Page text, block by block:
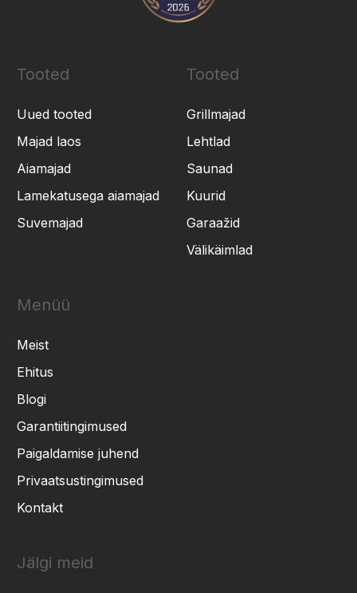
Tooted
Uued tooted
Majad laos
Aiamajad
Lamekatusega aiamajad
Suvemajad
Tooted
Grillmajad
Lehtlad
Saunad
Kuurid
Garaažid
Välikäimlad
Menüü
Meist
Ehitus
Blogi
Garantiitingimused
Paigaldamise juhend
Privaatsustingimused
Kontakt
Jälgi meid